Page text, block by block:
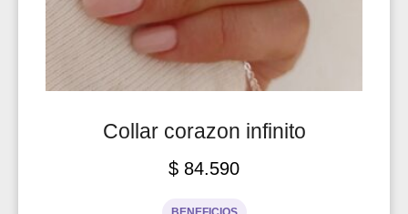
Collar corazon infinito
$ 84.590